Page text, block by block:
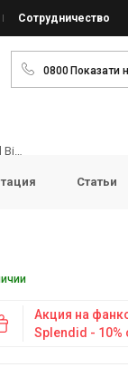
Сотрудничество
0800Показати
Olimpia Splendid 💧Фанкойл Olimpia Splendid Bi2 AIR - ULTRASLIM
Статьи
Акция на
Splendid - 10%